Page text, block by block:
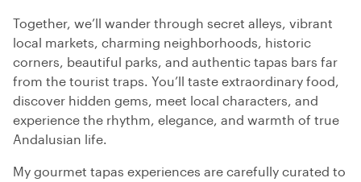
Together, we’ll wander through secret alleys, vibrant
local markets, charming neighborhoods, historic
corners, beautiful parks, and authentic tapas bars far
from the tourist traps. You’ll taste extraordinary food,
discover hidden gems, meet local characters, and
experience the rhythm, elegance, and warmth of true
Andalusian life.
My gourmet tapas experiences are carefully curated to